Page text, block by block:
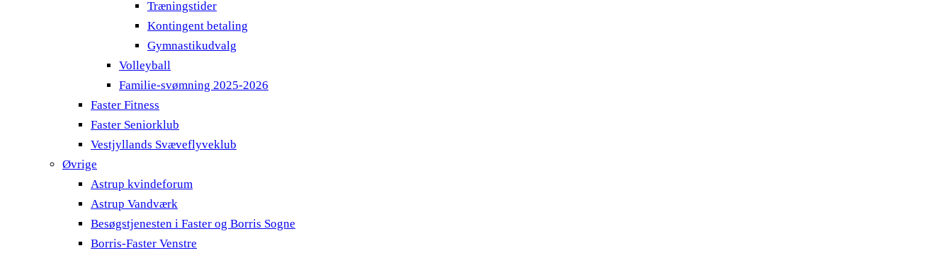
Træningstider
Kontingent betaling
Gymnastikudvalg
Volleyball
Familie-svømning 2025-2026
Faster Fitness
Faster Seniorklub
Vestjyllands Svæveflyveklub
Øvrige
Astrup kvindeforum
Astrup Vandværk
Besøgstjenesten i Faster og Borris Sogne
Borris-Faster Venstre